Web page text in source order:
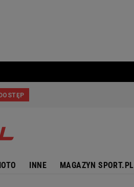
INNE MAGAZYN SPORT.PL